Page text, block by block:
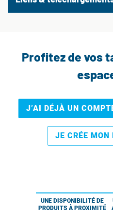
Profitez de vos
J’AI DÉJÀ UN
JE CRÉE MON
UNE DISPONIBILITÉ DE
PRODUITS À PROXIMITÉ